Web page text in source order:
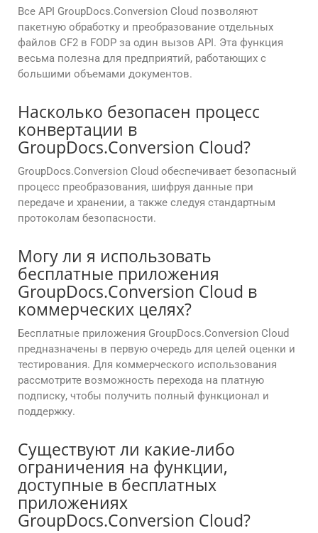
Все API GroupDocs.Conversion Cloud позволяют
пакетную обработку и преобразование отдельных
файлов CF2 в FODP за один вызов API. Эта функция
весьма полезна для предприятий, работающих с
большими объемами документов.
Насколько безопасен процесс
конвертации в
GroupDocs.Conversion Cloud?
GroupDocs.Conversion Cloud обеспечивает безопасный
процесс преобразования, шифруя данные при
передаче и хранении, а также следуя стандартным
протоколам безопасности.
Могу ли я использовать
бесплатные приложения
GroupDocs.Conversion Cloud в
коммерческих целях?
Бесплатные приложения GroupDocs.Conversion Cloud
предназначены в первую очередь для целей оценки и
тестирования. Для коммерческого использования
рассмотрите возможность перехода на платную
подписку, чтобы получить полный функционал и
поддержку.
Существуют ли какие-либо
ограничения на функции,
доступные в бесплатных
приложениях
GroupDocs.Conversion Cloud?